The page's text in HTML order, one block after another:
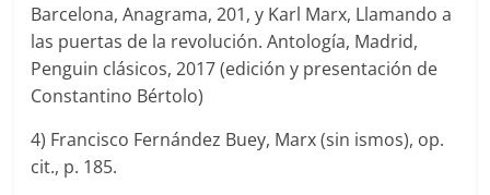
Barcelona, Anagrama, 201, y Karl Marx, Llamando a
las puertas de la revolución. Antología, Madrid,
Penguin clásicos, 2017 (edición y presentación de
Constantino Bértolo)
4) Francisco Fernández Buey, Marx (sin ismos), op.
cit., p. 185.